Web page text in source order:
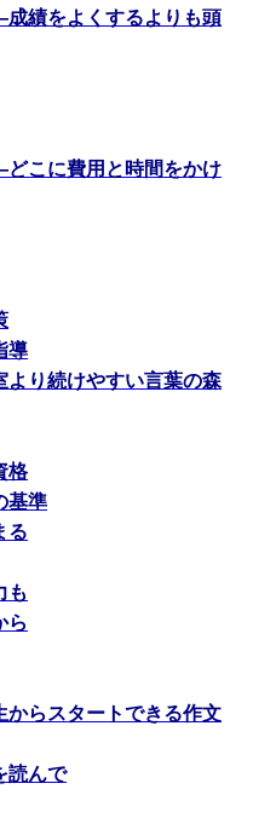
績をよくするよりも頭
こに費用と時間をかけ
導
り続けやすい言葉の森
格
基準
る
も
ら
らスタートできる作文
読んで